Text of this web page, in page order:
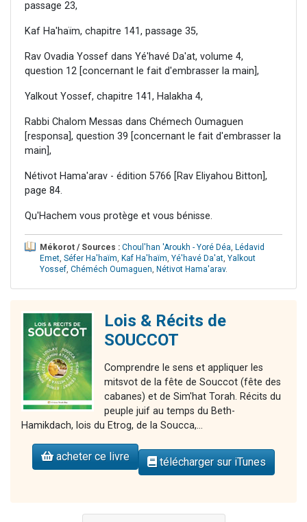
passage 23,
Kaf Ha'haïm, chapitre 141, passage 35,
Rav Ovadia Yossef dans Yé'havé Da'at, volume 4,
question 12 [concernant le fait d'embrasser la main],
Yalkout Yossef, chapitre 141, Halakha 4,
Rabbi Chalom Messas dans Chémech Oumaguen
[responsa], question 39 [concernant le fait d'embrasser la
main],
Nétivot Hama'arav - édition 5766 [Rav Eliyahou Bitton],
page 84.
Qu'Hachem vous protège et vous bénisse.
Mékorot / Sources : Choul'han 'Aroukh - Yoré Déa, Lédavid
Emet, Séfer Ha'haïm, Kaf Ha'haïm, Yé'havé Da'at, Yalkout
Yossef, Chéméch Oumaguen, Nétivot Hama'arav.
Lois & Récits de
SOUCCOT
Comprendre le sens et appliquer les
mitsvot de la fête de Souccot (fête des
cabanes) et de Sim'hat Torah. Récits du
peuple juif au temps du Beth-
Hamikdach, lois du Etrog, de la Soucca,...
acheter ce livre télécharger sur iTunes